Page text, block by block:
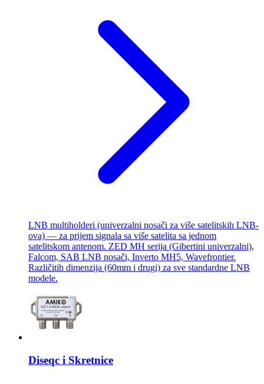
LNB multiholderi (univerzalni nosači za više satelitskih LNB-
ova) — za prijem signala sa više satelita sa jednom
satelitskom antenom. ZED MH serija (Gibertini univerzalni),
Falcom, SAB LNB nosači, Inverto MH5, Wavefrontier.
Različitih dimenzija (60mm i drugi) za sve standardne LNB
modele.
Diseqc i Skretnice